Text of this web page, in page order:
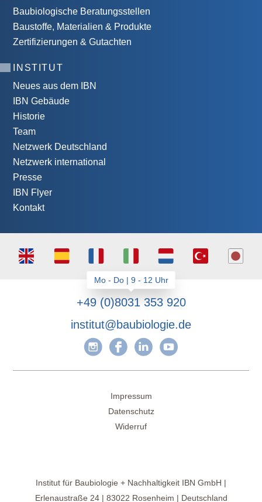
Baubiologische Beratungsstellen
Baustoffe, Materialien & Produkte
Zertifizierungen & Gutachten
INSTITUT
Neues aus dem IBN
IBN Gebäude
Historie
Team
Netzwerk Deutschland
Netzwerk international
Presse
IBN Flyer
Kontakt
+49 (0)8031 353 920
institut@baubiologie.de
Impressum
Datenschutz
Widerruf
Institut für Baubiologie + Nachhaltigkeit IBN GmbH |
Erlenaustraße 24 | 83022 Rosenheim | Deutschland